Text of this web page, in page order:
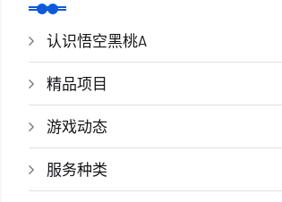
认识悟空黑桃A
精品项目
游戏动态
服务种类